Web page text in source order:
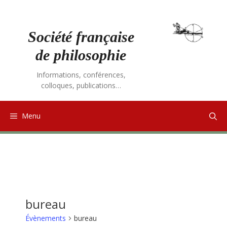
Société française
de philosophie
Informations, conférences,
colloques, publications…
Menu
bureau
Évènements bureau